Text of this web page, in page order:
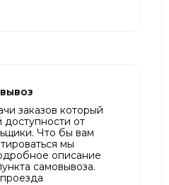
заказов который
от
Что бы вам
мы
описание
самовывоза.